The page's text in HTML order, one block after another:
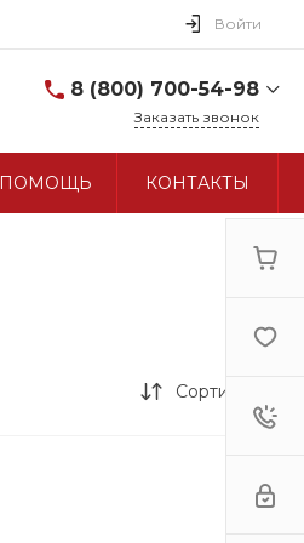
Войти
8 (800) 700-54-98
+7 (495) 960-97-90
Заказать звонок
ПОМОЩЬ КОНТАКТЫ
Сортировка